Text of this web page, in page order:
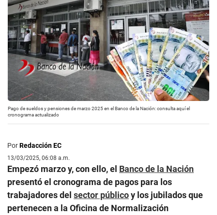
Pago de sueldos y pensiones de marzo 2025 en el Banco de la Nación: consulta aquí el
cronograma actualizado
PorRedacción EC
13/03/2025, 06:08 a.m.
Empezó marzo y, con ello, el Banco de la Nación
presentó el cronograma de pagos para los
trabajadores del sector públicoy los jubilados que
pertenecen a la Oficina de Normalización